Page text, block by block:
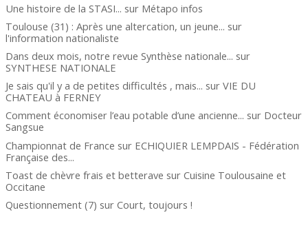
Une histoire de la STASI... sur Métapo infos
Toulouse (31) : Après une altercation, un jeune... sur
l'information nationaliste
Dans deux mois, notre revue Synthèse nationale... sur
SYNTHESE NATIONALE
Je sais qu'il y a de petites difficultés , mais... surVIE DU
CHATEAU à FERNEY
Comment économiser l’eau potable d’une ancienne... sur Docteur
Sangsue
Championnat de France sur ECHIQUIER LEMPDAIS - Fédération
Française des...
Toast de chèvre frais et betterave surCuisine Toulousaine et
Occitane
Questionnement (7) surCourt, toujours !